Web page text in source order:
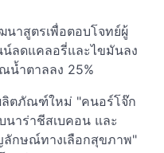
าสูตรเพื่อตอบโจทย์ผู้
ลดแคลอรี่และไขมันลง
น้ำตาลลง 25%
ลิตภัณฑ์ใหม่ "คนอร์โจ๊ก
าร่าชีสเบคอน และ
กษณ์ทางเลือกสุขภาพ"